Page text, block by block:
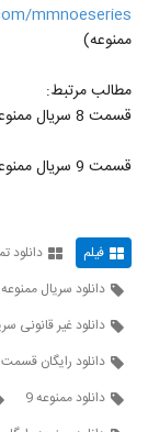
56
57
59
mmnoeseries
ممنوعه)
مطالب مرتبط:
قسمت 8 سریال ممنوعه
قسمت 9 سریال ممنوعه
فیلم
دانلود
دانلود سریال ممنوعه
دانلود غیر قانونی
دانلود رایگان قسمت 9 ممنوعه
دانلود ممنوعه 9